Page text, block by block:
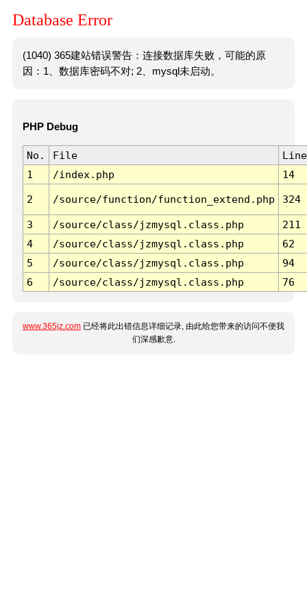
Database Error
(1040) 365建站错误警告：连接数据库失败，可能的原
因：1、数据库密码不对; 2、mysql未启动。
PHP Debug
No. File
Line
1
/index.php 14
2 /source/function/function_extend.php 324
3 /source/class/jzmysql.class.php
211
4
/source/class/jzmysql.class.php
62
5
/source/class/jzmysql.class.php
94
6
/source/class/jzmysql.class.php 76
www.365jz.com 已经将此出错信息详细记录, 由此给您带来的访问不便我
们深感歉意.